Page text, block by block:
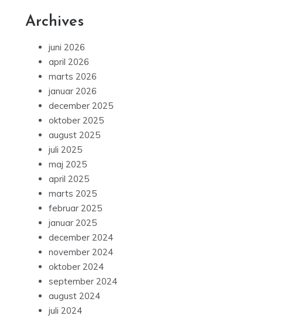
Archives
juni 2026
april 2026
marts 2026
januar 2026
december 2025
oktober 2025
august 2025
juli 2025
maj 2025
april 2025
marts 2025
februar 2025
januar 2025
december 2024
november 2024
oktober 2024
september 2024
august 2024
juli 2024